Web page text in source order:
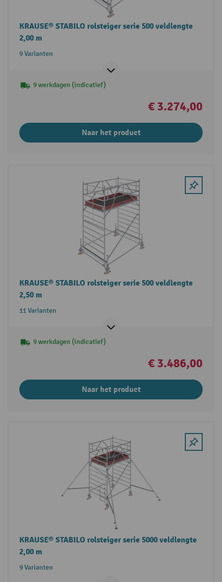
KRAUSE® STABILO rolsteiger serie 500 veldlengte
2,00 m
9 Varianten
9 werkdagen (indicatief)
€ 3.274,00
Naar het product
KRAUSE® STABILO rolsteiger serie 500 veldlengte
2,50 m
11 Varianten
9 werkdagen (indicatief)
€ 3.486,00
Naar het product
KRAUSE® STABILO rolsteiger serie 5000 veldlengte
2,00 m
9 Varianten